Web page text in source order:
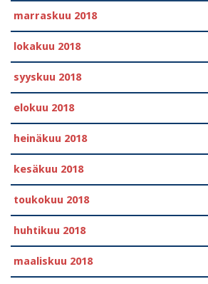
marraskuu 2018
lokakuu 2018
syyskuu 2018
elokuu 2018
heinäkuu 2018
kesäkuu 2018
toukokuu 2018
huhtikuu 2018
maaliskuu 2018